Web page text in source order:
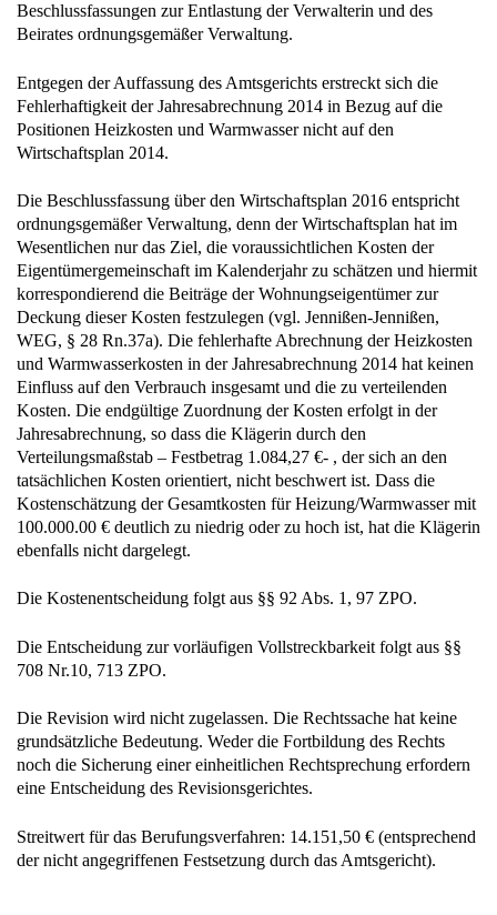
Beschlussfassungen zur Entlastung der Verwalterin und des
Beirates ordnungsgemäßer Verwaltung.
Entgegen der Auffassung des Amtsgerichts erstreckt sich die
Fehlerhaftigkeit der Jahresabrechnung 2014 in Bezug auf die
Positionen Heizkosten und Warmwasser nicht auf den
Wirtschaftsplan 2014.
Die Beschlussfassung über den Wirtschaftsplan 2016 entspricht
ordnungsgemäßer Verwaltung, denn der Wirtschaftsplan hat im
Wesentlichen nur das Ziel, die voraussichtlichen Kosten der
Eigentümergemeinschaft im Kalenderjahr zu schätzen und hiermit
korrespondierend die Beiträge der Wohnungseigentümer zur
Deckung dieser Kosten festzulegen (vgl. Jennißen-Jennißen,
WEG, § 28 Rn.37a). Die fehlerhafte Abrechnung der Heizkosten
und Warmwasserkosten in der Jahresabrechnung 2014 hat keinen
Einfluss auf den Verbrauch insgesamt und die zu verteilenden
Kosten. Die endgültige Zuordnung der Kosten erfolgt in der
Jahresabrechnung, so dass die Klägerin durch den
Verteilungsmaßstab – Festbetrag 1.084,27 €- , der sich an den
tatsächlichen Kosten orientiert, nicht beschwert ist. Dass die
Kostenschätzung der Gesamtkosten für Heizung/Warmwasser mit
100.000.00 € deutlich zu niedrig oder zu hoch ist, hat die Klägerin
ebenfalls nicht dargelegt.
Die Kostenentscheidung folgt aus §§ 92 Abs. 1, 97 ZPO.
Die Entscheidung zur vorläufigen Vollstreckbarkeit folgt aus §§
708 Nr.10, 713 ZPO.
Die Revision wird nicht zugelassen. Die Rechtssache hat keine
grundsätzliche Bedeutung. Weder die Fortbildung des Rechts
noch die Sicherung einer einheitlichen Rechtsprechung erfordern
eine Entscheidung des Revisionsgerichtes.
Streitwert für das Berufungsverfahren: 14.151,50 € (entsprechend
der nicht angegriffenen Festsetzung durch das Amtsgericht).